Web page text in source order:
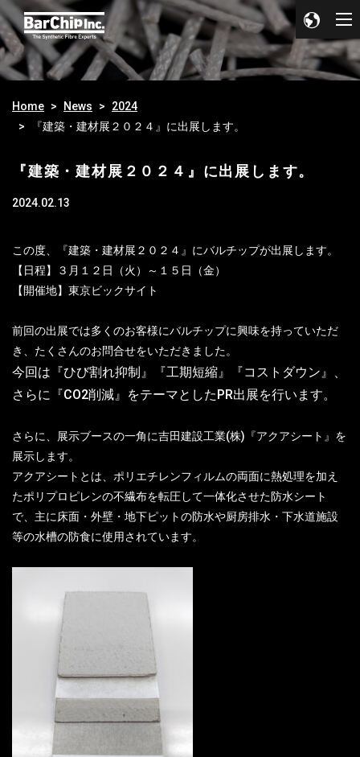
Home News
2024
『建築・建材展２０２４』に出展します。
『建築・建材展２０２４』に出展します。
2024.02.13
この度、『建築・建材展２０２４』にバルチップが出展します。
【日程】３月１２日（火）～１５日（金）
【開催地】東京ビックサイト
前回の出展では多くのお客様にバルチップに興味を持っていただ
き、たくさんのお問合せをいただきました。
今回は『ひび割れ抑制』『工期短縮』『コストダウン』、
さらに『CO2削減』をテーマとしたPR出展を行います。
さらに、展示ブースの一角に吉田建設工業(株)『アクアシート』を
展示します。
アクアシートとは、ポリエチレンフィルムの両面に熱処理を加え
たポリプロピレンの不繊布を転圧して一体化させた防水シート
で、主に床面・外壁・地下ピットの防水や厨房排水・下水道施設
等の水槽の防食に使用されています。